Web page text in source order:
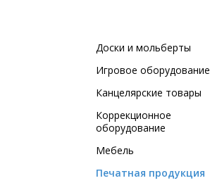
Доски и мольберты
Игровое оборудование
Канцелярские товары
Коррекционное
оборудование
Мебель
Печатная продукция